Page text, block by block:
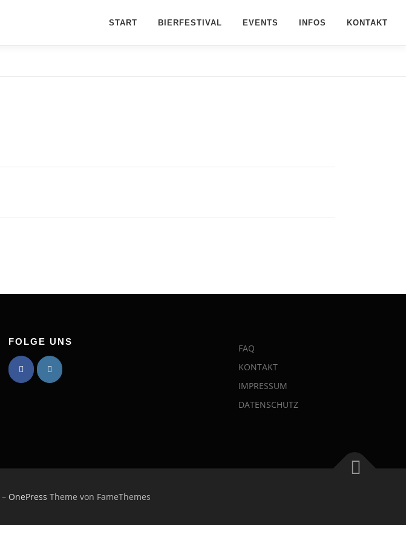
START BIERFESTIVAL EVENTS INFOS KONTAKT
FOLGE UNS
FAQ
KONTAKT
IMPRESSUM
DATENSCHUTZ
– OnePress Theme von FameThemes